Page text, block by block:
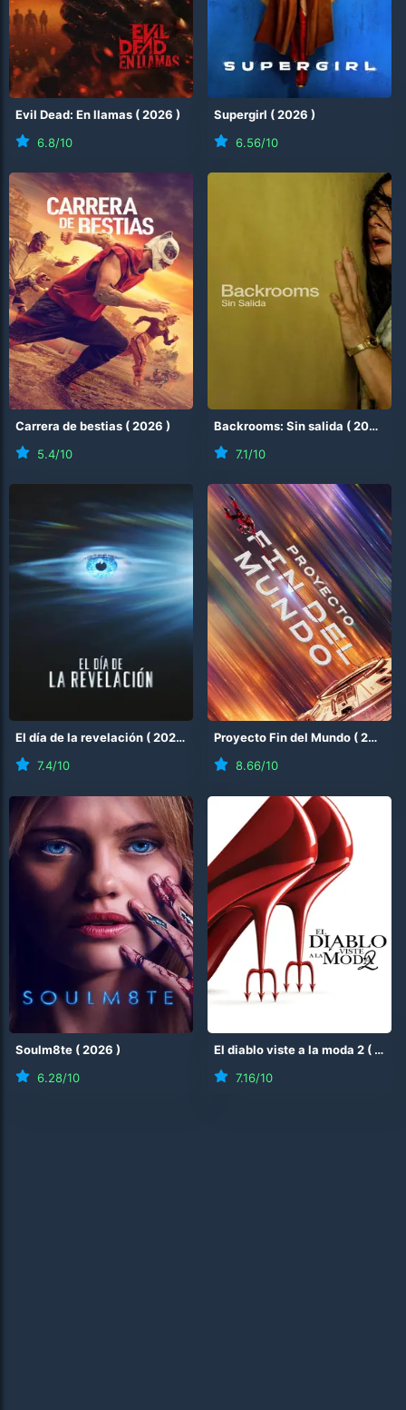
Evil Dead: En llamas (2026 )
6.8/10
Supergirl (2026 )
6.56/10
Carrera de bestias (2026 )
5.4/10
Backrooms: Sin salida (2026
7.1/10
El día de la revelación (2026 )
7.4/10
Proyecto Fin del Mundo (2026
8.66/10
Soulm8te (2026 )
6.28/10
El diablo viste a la moda 2 ( 2026
7.16/10